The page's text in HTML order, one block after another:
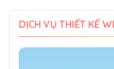
DỊCH VỤ THIẾT KẾ